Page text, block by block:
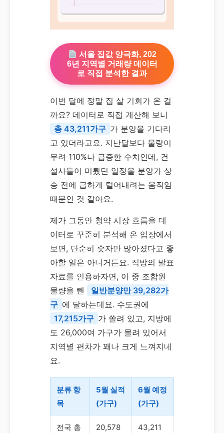
서울 집값 양극화, 202
6년 지역별 거래량 데이터
로 직접 분석한 결과
이번 달에 정말 집 살 기회가 온 걸
까요? 데이터로 직접 계산해 보니
총 43,211가구 가 분양을 기다리
고 있더라고요. 지난달보다 물량이
무려 110%나 급증한 수치인데, 건
설사들이 미뤘던 일정을 분양가 상
승 전에 급하게 털어내려는 움직임
때문인 것 같아요.
제가 그동안 청약 시장 흐름을 데
이터로 꾸준히 분석해 온 입장에서
보면, 단순히 숫자만 많아졌다고 좋
아할 일은 아니거든요. 직방의 발표
자료를 인용하자면, 이 중 조합원
물량을 뺀
일반분양만 39,282가
구 에 달하는데요. 수도권에
17,215가구 가 쏠려 있고, 지방에
도 26,000여 가구가 몰려 있어서
지역별 편차가 꽤나 크게 느껴지네
요.
분류 항
목
5월 실적
(가구)
6월 예정
(가구)
전국 총
20,578
43,211